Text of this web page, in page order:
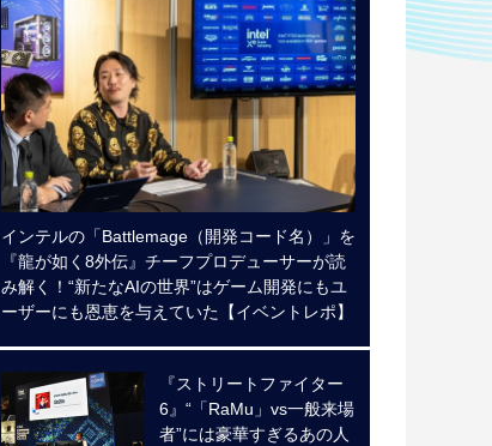
インテルの「Battlemage（開発コード名）」を
『龍が如く8外伝』チーフプロデューサーが読
み解く！“新たなAIの世界”はゲーム開発にもユ
ーザーにも恩恵を与えていた【イベントレポ】
『ストリートファイター
6』“「RaMu」vs一般来場
者”には豪華すぎるあの人